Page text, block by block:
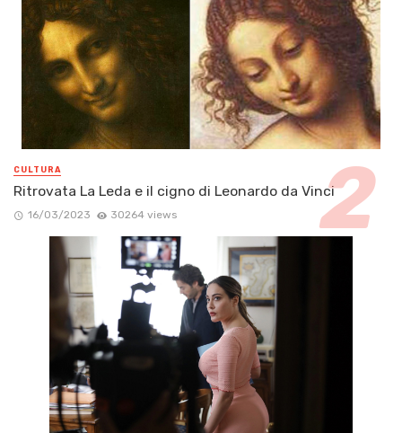
CULTURA
Ritrovata La Leda e il cigno di Leonardo da Vinci
16/03/2023 30264 views